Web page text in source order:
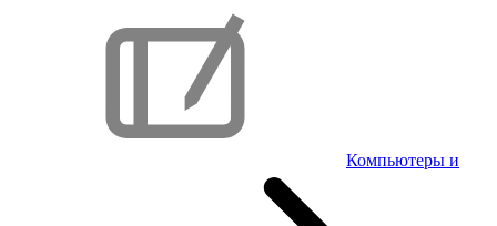
Компьютеры и